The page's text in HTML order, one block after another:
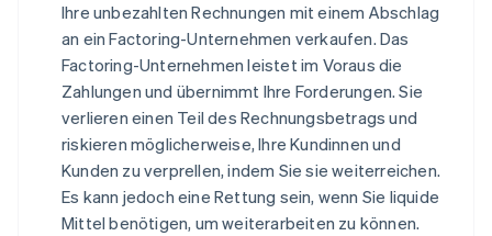
Ihre unbezahlten Rechnungen mit einem Abschlag
an ein Factoring-Unternehmen verkaufen. Das
Factoring-Unternehmen leistet im Voraus die
Zahlungen und übernimmt Ihre Forderungen. Sie
verlieren einen Teil des Rechnungsbetrags und
riskieren möglicherweise, Ihre Kundinnen und
Kunden zu verprellen, indem Sie sie weiterreichen.
Es kann jedoch eine Rettung sein, wenn Sie liquide
Mittel benötigen, um weiterarbeiten zu können.